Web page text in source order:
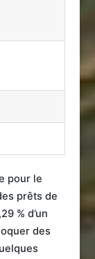
pour le
prêts de
% d’un
des